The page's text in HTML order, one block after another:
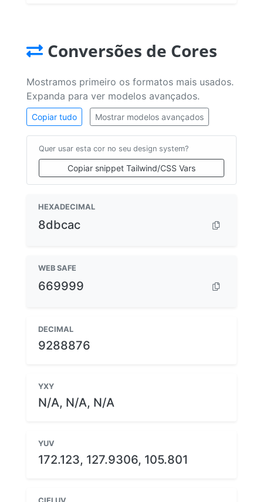
Conversões de Cores
Mostramos primeiro os formatos mais usados.
Expanda para ver modelos avançados.
Copiar tudo Mostrar modelos avançados
Quer usar esta cor no seu design system?
Copiar snippet Tailwind/CSS Vars
HEXADECIMAL
8dbcac
WEB SAFE
669999
DECIMAL
9288876
YXY
N/A, N/A, N/A
YUV
172.123, 127.9306, 105.801
CIELUV